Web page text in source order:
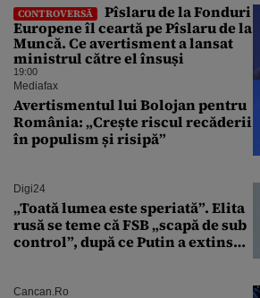
CONTROVERSĂ
Pîslaru de la Fonduri
Europene îl ceartă pe Pîslaru de la
Muncă. Ce avertisment a lansat
ministrul către el însuși
19:00
Mediafax
Avertismentul lui Bolojan pentru
România: „Crește riscul recăderii
în populism și risipă”
Digi24
„Toată lumea este speriată”. Elita
rusă se teme că FSB „scapă de sub
control”, după ce Putin a extins
Cancan.ro